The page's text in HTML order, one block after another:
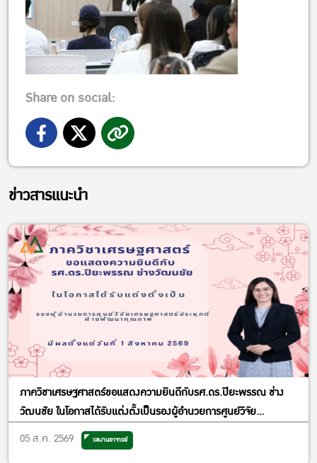
Share on social:
ข่าวสารแนะนำ
ภาควิชาเศรษฐศาสตร์ขอแสดงความยินดีกับรศ.ดร.ปิยะพรรณ ช่าง
วัฒนชัย ในโอกาสได้รับแต่งตั้งเป็นรองผู้อำนวยการศูนย์วิจัย
เศรษฐศาสตร์ประยุกต์ ฝ่ายพัฒนาคุณภาพ
05 ส.ค. 2569 ผลงานอาจารย์